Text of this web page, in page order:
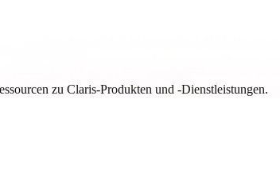
zu Claris-Produkten und -Dienstleistungen.